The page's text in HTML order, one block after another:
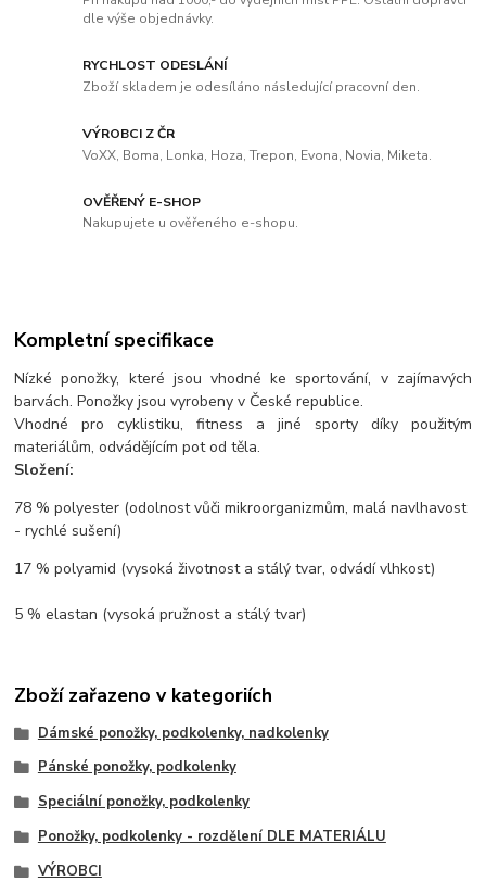
dle výše objednávky.
RYCHLOST ODESLÁNÍ
Zboží skladem je odesíláno následující pracovní den.
VÝROBCI Z ČR
VoXX, Boma, Lonka, Hoza, Trepon, Evona, Novia, Miketa.
OVĚŘENÝ E-SHOP
Nakupujete u ověřeného e-shopu.
Kompletní specifikace
Nízké ponožky, které jsou vhodné ke sportování, v zajímavých
barvách. Ponožky jsou vyrobeny v České republice.
Vhodné pro cyklistiku, fitness a jiné sporty díky použitým
materiálům, odvádějícím pot od těla.
Složení:
78 % polyester (odolnost vůči mikroorganizmům, malá navlhavost
- rychlé sušení)
17 % polyamid (vysoká životnost a stálý tvar, odvádí vlhkost)
5 % elastan (vysoká pružnost a stálý tvar)
Zboží zařazeno v kategoriích
Dámské ponožky, podkolenky, nadkolenky
Pánské ponožky, podkolenky
Speciální ponožky, podkolenky
Ponožky, podkolenky - rozdělení DLE MATERIÁLU
VÝROBCI